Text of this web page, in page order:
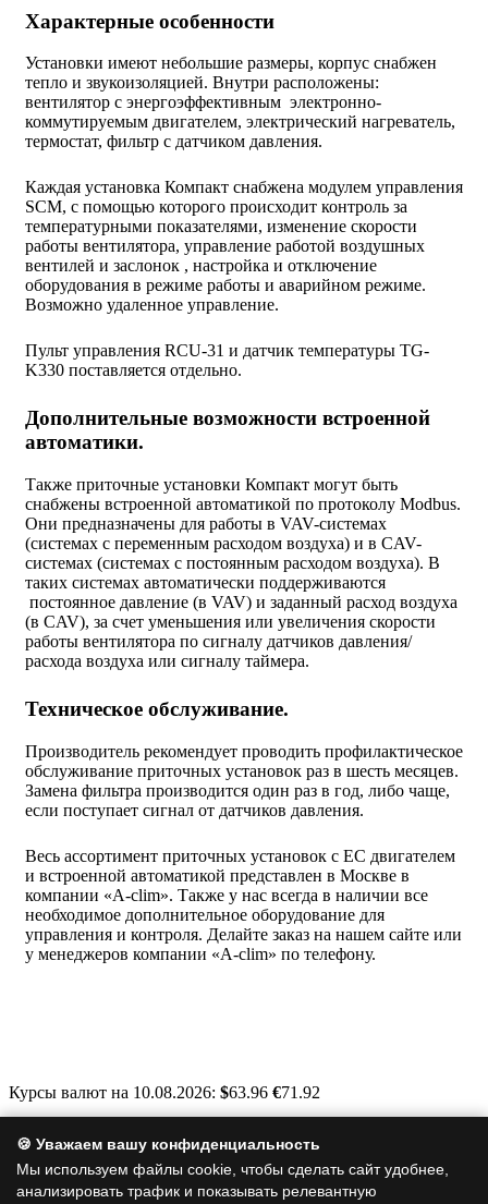
Характерные особенности
Установки имеют небольшие размеры, корпус снабжен
тепло и звукоизоляцией. Внутри расположены:
вентилятор с энергоэффективным электронно-
коммутируемым двигателем, электрический нагреватель,
термостат, фильтр с датчиком давления.
Каждая установка Компакт снабжена модулем управления
SCM, с помощью которого происходит контроль за
температурными показателями, изменение скорости
работы вентилятора, управление работой воздушных
вентилей и заслонок , настройка и отключение
оборудования в режиме работы и аварийном режиме.
Возможно удаленное управление.
Пульт управления RCU-31 и датчик температуры TG-
K330 поставляется отдельно.
Дополнительные возможности встроенной
автоматики.
Также приточные установки Компакт могут быть
снабжены встроенной автоматикой по протоколу Modbus.
Они предназначены для работы в VAV-системах
(системах с переменным расходом воздуха) и в CAV-
системах (системах с постоянным расходом воздуха). В
таких системах автоматически поддерживаются
постоянное давление (в VAV) и заданный расход воздуха
(в CAV), за счет уменьшения или увеличения скорости
работы вентилятора по сигналу датчиков давления/
расхода воздуха или сигналу таймера.
Техническое обслуживание.
Производитель рекомендует проводить профилактическое
обслуживание приточных установок раз в шесть месяцев.
Замена фильтра производится один раз в год, либо чаще,
если поступает сигнал от датчиков давления.
Весь ассортимент приточных установок с ЕС двигателем
и встроенной автоматикой представлен в Москве в
компании «A-clim». Также у нас всегда в наличии все
необходимое дополнительное оборудование для
управления и контроля. Делайте заказ на нашем сайте или
у менеджеров компании «A-clim» по телефону.
Курсы валют на 10.08.2026: $63.96 €71.92
+7 (495) 128-19-35
🍪 Уважаем вашу конфиденциальность
Мы используем файлы cookie, чтобы сделать сайт удобнее,
анализировать трафик и показывать релевантную